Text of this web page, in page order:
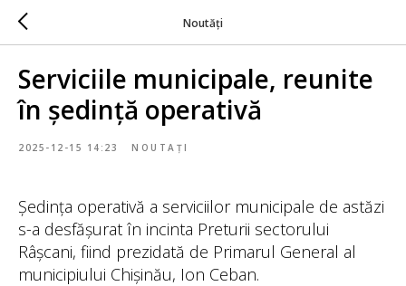
Noutăți
Serviciile municipale, reunite
în ședință operativă
2025-12-15 14:23 NOUTAȚI
Ședința operativă a serviciilor municipale de astăzi
s-a desfășurat în incinta Preturii sectorului
Râșcani, fiind prezidată de Primarul General al
municipiului Chișinău, Ion Ceban.